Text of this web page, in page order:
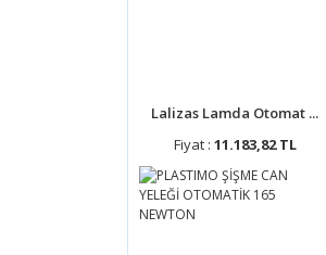
Lalizas Lamda Otomat ...
Fiyat : 11.183,82 TL